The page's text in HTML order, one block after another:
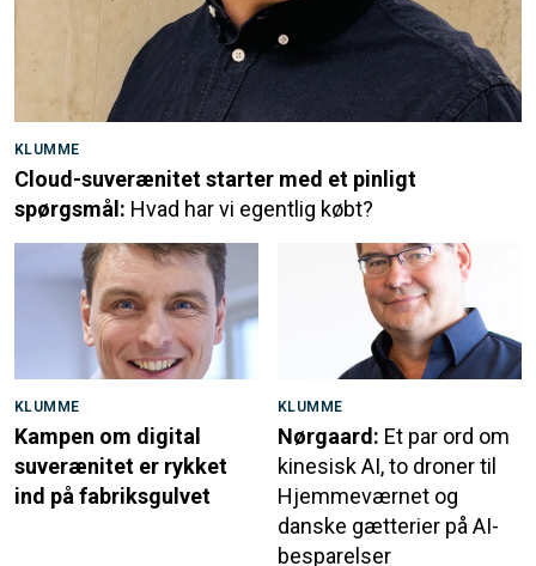
KLUMME
Cloud-suverænitet starter med et pinligt
spørgsmål: Hvad har vi egentlig købt?
KLUMME
Kampen om digital
suverænitet er rykket
ind på fabriksgulvet
KLUMME
Nørgaard: Et par ord om
kinesisk AI, to droner til
Hjemmeværnet og
danske gætterier på AI-
besparelser